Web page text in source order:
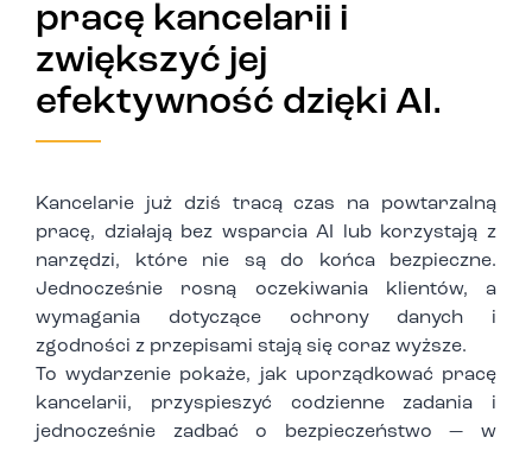
pracę kancelarii i
zwiększyć jej
efektywność dzięki AI.
Kancelarie już dziś tracą czas na powtarzalną
pracę, działają bez wsparcia AI lub korzystają z
narzędzi, które nie są do końca bezpieczne.
Jednocześnie rosną oczekiwania klientów, a
wymagania dotyczące ochrony danych i
zgodności z przepisami stają się coraz wyższe.
To wydarzenie pokaże, jak uporządkować pracę
kancelarii, przyspieszyć codzienne zadania i
jednocześnie zadbać o bezpieczeństwo — w